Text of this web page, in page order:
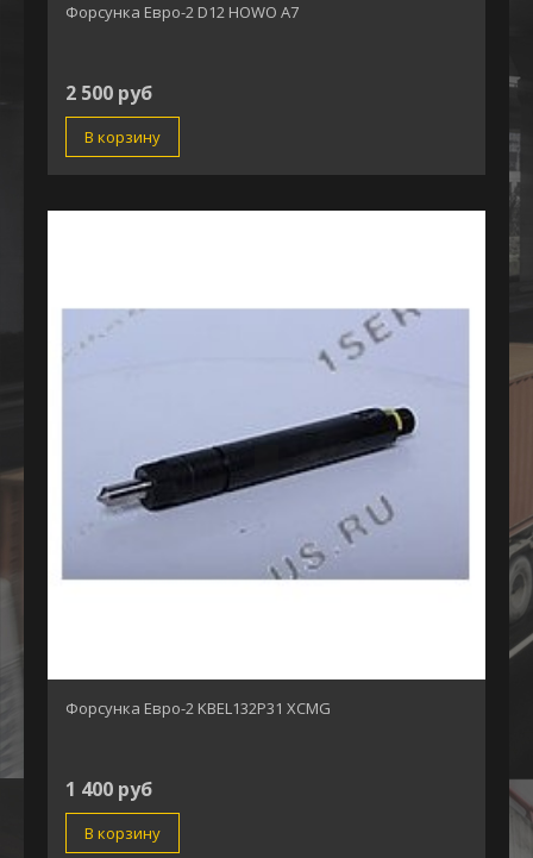
Форсунка Евро-2 D12 HOWO A7
2 500 руб
В корзину
Форсунка Евро-2 KBEL132P31 XCMG
1 400 руб
В корзину